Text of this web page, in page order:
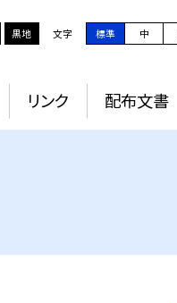
黒地 文字 標準 中
リンク 配布文書